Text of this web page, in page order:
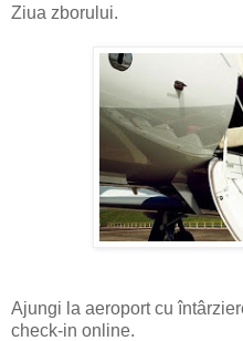
Ziua zborului.
Ajungi la aeroport cu
check-in online.